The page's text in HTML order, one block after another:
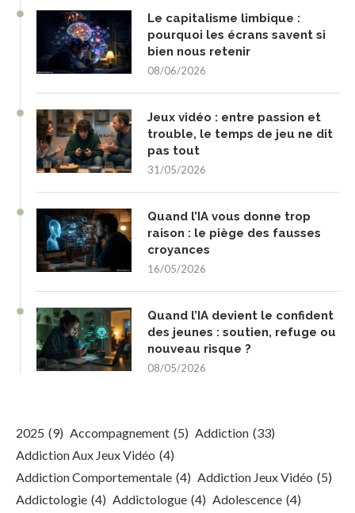
Le capitalisme limbique :
pourquoi les écrans savent si
bien nous retenir
08/06/2026
Jeux vidéo : entre passion et
trouble, le temps de jeu ne dit
pas tout
31/05/2026
Quand l’IA vous donne trop
raison : le piège des fausses
croyances
16/05/2026
Quand l’IA devient le confident
des jeunes : soutien, refuge ou
nouveau risque ?
08/05/2026
2025 (9) Accompagnement (5) Addiction (33)
Addiction Aux Jeux Vidéo (4)
Addiction Comportementale (4) Addiction Jeux Vidéo (5)
Addictologie (4) Addictologue (4) Adolescence (4)